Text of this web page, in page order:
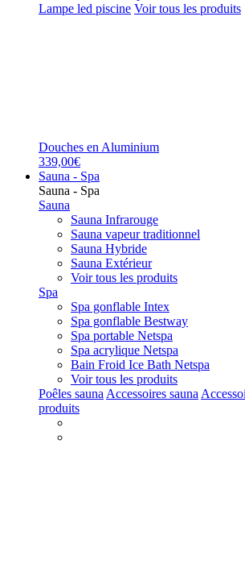
Lampe led piscine Voir tous les produits
Douches en Aluminium
339,00€
Sauna - Spa
Sauna - Spa
Sauna
Sauna Infrarouge
Sauna vapeur traditionnel
Sauna Hybride
Sauna Extérieur
Voir tous les produits
Spa
Spa gonflable Intex
Spa gonflable Bestway
Spa portable Netspa
Spa acrylique Netspa
Bain Froid Ice Bath Netspa
Voir tous les produits
Poêles sauna Accessoires sauna
produits